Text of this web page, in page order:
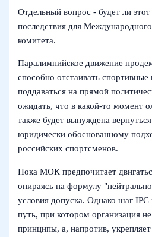
Отдельный вопрос - будет ли
последствия для
комитета.
Паралимпийское движение
способно отстаивать
поддаваться на прямой
ожидать, что в какой‑то момент
также будет вынуждена
юридически обоснованному
российских спортсменов.
Пока МОК предпочитает
опираясь на формулу
условия допуска. Однако шаг IPC
путь, при котором организация
принципы, а, напротив,